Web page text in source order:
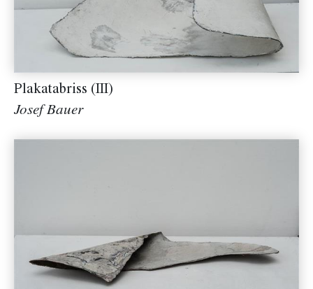
Plakatabriss (III)
Josef Bauer